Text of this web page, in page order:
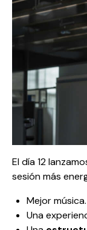
El día 12
sesión más
Mejor música.
Una